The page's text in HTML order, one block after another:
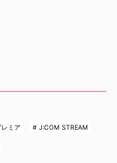
ミア J:COM STREAM